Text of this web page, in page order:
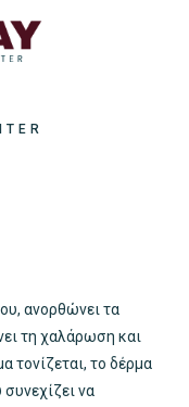
ανορθώνει τα
τη χαλάρωση και
τονίζεται, το δέρμα
να